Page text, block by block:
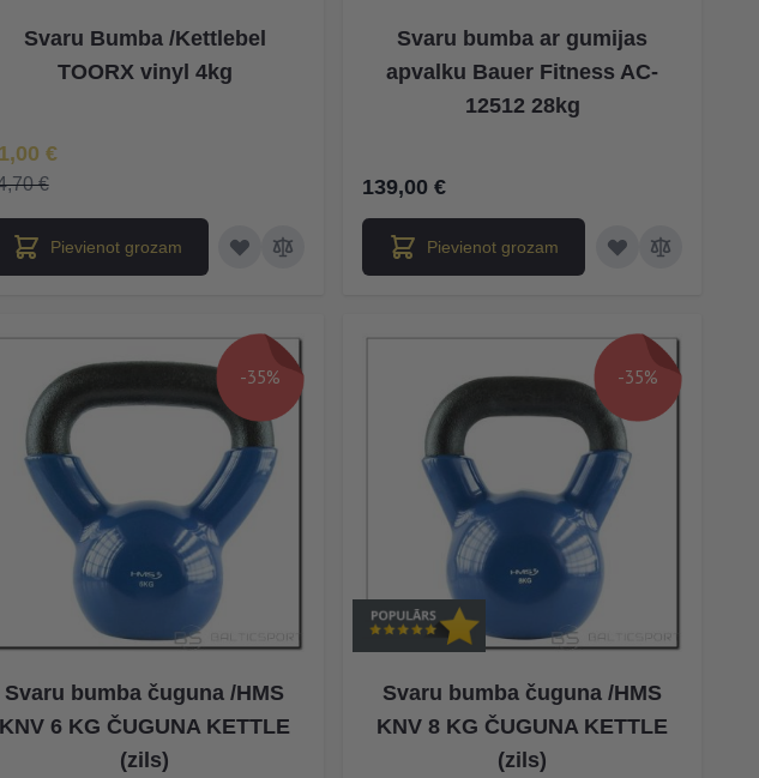
Svaru Bumba /Kettlebel
TOORX vinyl 4kg
Cena
€
€
Pievienot grozam
Svaru bumba ar gumijas
apvalku Bauer Fitness AC-
12512 28kg
139,00 €
Pievienot grozam
-35%
Svaru bumba čuguna /HMS
KNV 6 KG ČUGUNA KETTLE
(zils)
-35%
Svaru bumba čuguna /HMS
KNV 8 KG ČUGUNA KETTLE
(zils)